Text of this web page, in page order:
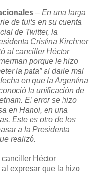
– En una larga
de tuits en su cuenta
de Twitter, la
Cristina Kirchner
al canciller Héctor
porque le hizo
la pata” al darle mal
en que la Argentina
la unificación de
El error se hizo
en Hanoi, en una
Este es otro de los
a la Presidenta
realizó.
Héctor
expresar que la hizo